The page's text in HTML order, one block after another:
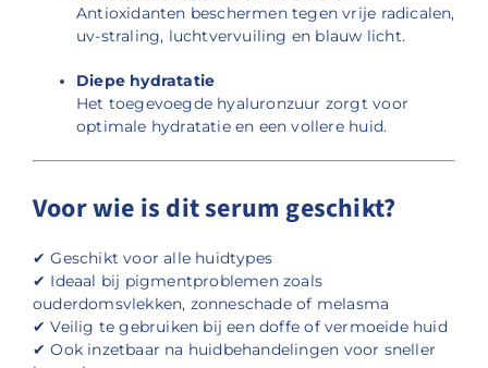
Antioxidanten beschermen tegen vrije radicalen,
uv-straling, luchtvervuiling en blauw licht.
Diepe hydratatie
Het toegevoegde hyaluronzuur zorgt voor
optimale hydratatie en een vollere huid.
Voor wie is dit serum geschikt?
✔ Geschikt voor alle huidtypes
✔ Ideaal bij pigmentproblemen zoals
ouderdomsvlekken, zonneschade of melasma
✔ Veilig te gebruiken bij een doffe of vermoeide huid
✔ Ook inzetbaar na huidbehandelingen voor sneller